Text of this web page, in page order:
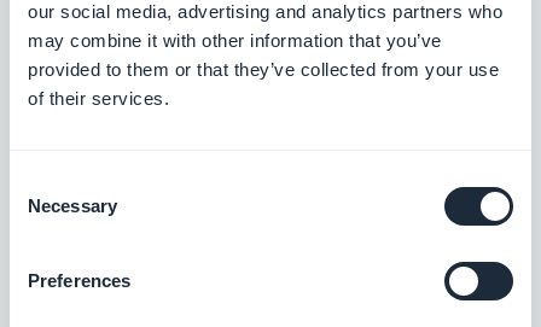
our social media, advertising and analytics partners who
may combine it with other information that you’ve
provided to them or that they’ve collected from your use
of their services.
Selection
Necessary
Preferences